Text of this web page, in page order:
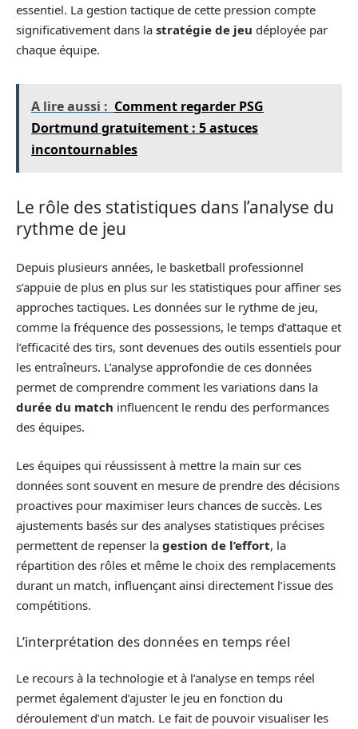
essentiel. La gestion tactique de cette pression compte
significativement dans la stratégie de jeu déployée par
chaque équipe.
A lire aussi : Comment regarder PSG
Dortmund gratuitement : 5 astuces
incontournables
Le rôle des statistiques dans l’analyse du
rythme de jeu
Depuis plusieurs années, le basketball professionnel
s’appuie de plus en plus sur les statistiques pour affiner ses
approches tactiques. Les données sur le rythme de jeu,
comme la fréquence des possessions, le temps d’attaque et
l’efficacité des tirs, sont devenues des outils essentiels pour
les entraîneurs. L’analyse approfondie de ces données
permet de comprendre comment les variations dans la
durée du match influencent le rendu des performances
des équipes.
Les équipes qui réussissent à mettre la main sur ces
données sont souvent en mesure de prendre des décisions
proactives pour maximiser leurs chances de succès. Les
ajustements basés sur des analyses statistiques précises
permettent de repenser la gestion de l’effort, la
répartition des rôles et même le choix des remplacements
durant un match, influençant ainsi directement l’issue des
compétitions.
L’interprétation des données en temps réel
Le recours à la technologie et à l’analyse en temps réel
permet également d’ajuster le jeu en fonction du
déroulement d’un match. Le fait de pouvoir visualiser les